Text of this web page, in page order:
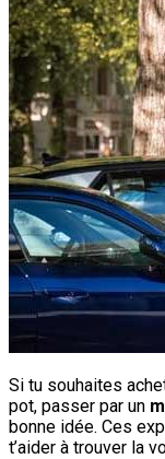
Si tu souhaites
pot, passer par un
bonne idée. Ces
t’aider à trouver la